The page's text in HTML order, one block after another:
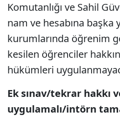
Komutanlığı ve Sahil
nam ve hesabına
kurumlarında öğrenim
kesilen öğrenciler
hükümleri
Ek sınav/tekrar hakkı
uygulamalı/intörn